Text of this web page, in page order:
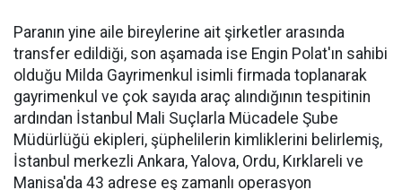
Paranın yine aile bireylerine ait şirketler arasında
transfer edildiği, son aşamada ise Engin Polat'ın sahibi
olduğu Milda Gayrimenkul isimli firmada toplanarak
gayrimenkul ve çok sayıda araç alındığının tespitinin
ardından İstanbul Mali Suçlarla Mücadele Şube
Müdürlüğü ekipleri, şüphelilerin kimliklerini belirlemiş,
İstanbul merkezli Ankara, Yalova, Ordu, Kırklareli ve
Manisa'da 43 adrese eş zamanlı operasyon